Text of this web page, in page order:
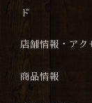
ド
店舗情報・アク
商品情報